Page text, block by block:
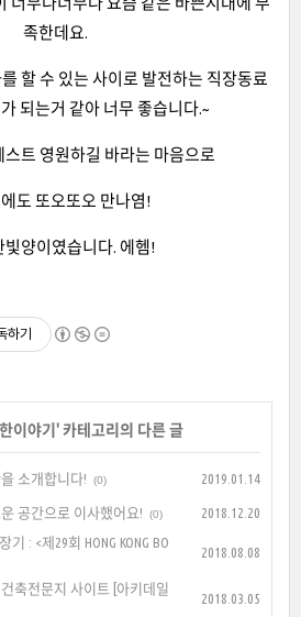
족한데요.
할 수 있는 사이로 발전하는 직장동료
되는거 같아 너무 좋습니다.~
트 영원하길 바라는 마음으로
에도 또오또오 만나염!
빛양이였습니다. 에헴!
하기
이야기' 카테고리의 다른 글
소개합니다! (0) 2019.01.14
공간으로 이사했어요! (0)
2018.12.20
: <제29회 HONG KONG BO
2018.08.08
축전문지 사이트 [아키데일
2018.03.05